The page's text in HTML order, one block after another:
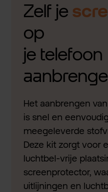
Zelf je
op
je telefoon
Het aanbrengen
is snel en
meegeleverde
Deze kit zorgt voor
luchtbel-vrije
screenprotector,
uitlijningen en